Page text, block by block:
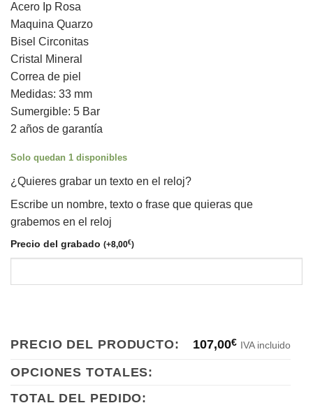
original
era:
119,00€.
Acero Ip Rosa
Maquina Quarzo
Bisel Circonitas
Cristal Mineral
Correa de piel
Medidas: 33 mm
Sumergible: 5 Bar
2 años de garantía
Solo quedan 1 disponibles
¿Quieres grabar un texto en el reloj?
Escribe un nombre, texto o frase que quieras que
grabemos en el reloj
Precio del grabado (+8,00€)
PRECIO DEL PRODUCTO: 107,00€ IVA incluido
OPCIONES TOTALES:
TOTAL DEL PEDIDO: